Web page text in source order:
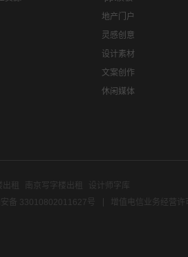
地产门户
灵感创意
设计素材
文案创作
休闲媒体
租 南京写字楼出租
设计师字库
安备 33010802011627号 增值电信业务经营